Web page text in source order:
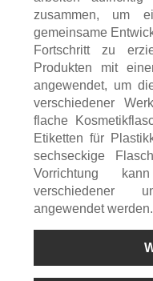
zusammen, um
gemeinsame
Fortschritt zu
Produkten mit
angewendet, um
verschiedener
flache
Etiketten für
sechseckige
Vorrichtung
verschiedener
angewendet werden.